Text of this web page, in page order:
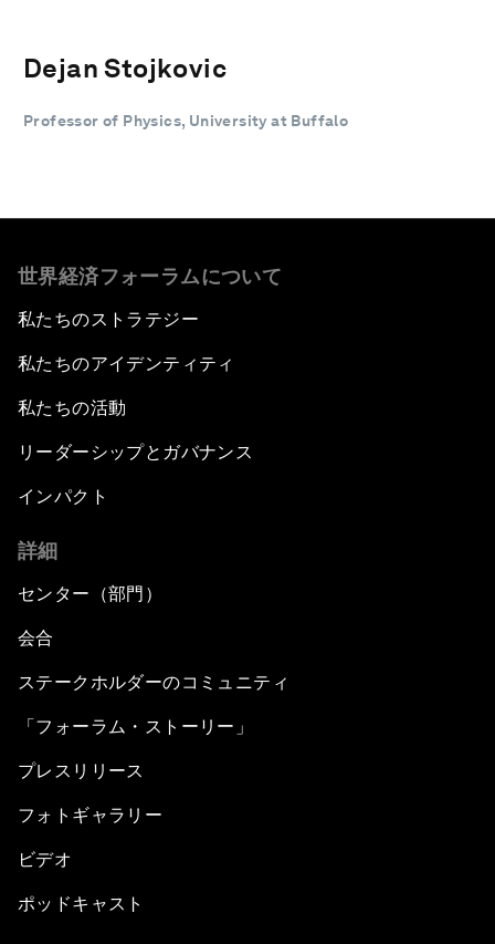
Dejan Stojkovic
Professor of Physics, University at Buffalo
世界経済フォーラムについて
私たちのストラテジー
私たちのアイデンティティ
私たちの活動
リーダーシップとガバナンス
インパクト
詳細
センター（部門）
会合
ステークホルダーのコミュニティ
「フォーラム・ストーリー」
プレスリリース
フォトギャラリー
ビデオ
ポッドキャスト